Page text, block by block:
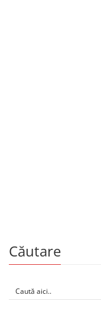
Căutare